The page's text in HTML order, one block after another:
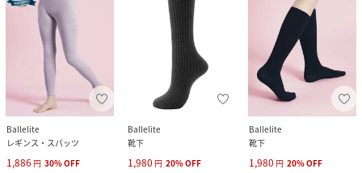
Ballelite
レギンス・スパッツ
1,886 円 30%OFF
Ballelite
靴下
1,980 円 20%OFF
Ballelite
靴下
1,980 円 20%OFF